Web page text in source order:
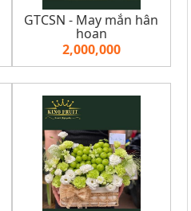
GTCSN - May mắn hân
hoan
2,000,000